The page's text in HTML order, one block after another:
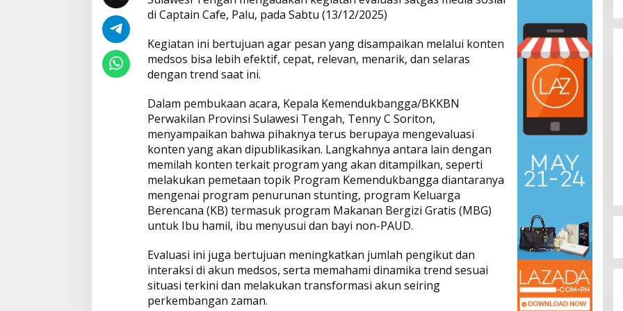
a
g
a
s
M
d
s
o
s
T
u
u
a
n
y
L
e
b
di Captain Cafe, Palu, pada Sabtu (13/12/2025)
Kegiatan ini bertujuan agar pesan yang disampaikan melalui konten
medsos bisa lebih efektif, cepat, relevan, menarik, dan selaras
dengan trend saat ini.
Dalam pembukaan acara, Kepala Kemendukbangga/BKKBN
Perwakilan Provinsi Sulawesi Tengah, Tenny C Soriton,
menyampaikan bahwa pihaknya terus berupaya mengevaluasi
konten yang akan dipublikasikan. Langkahnya antara lain dengan
memilah konten terkait program yang akan ditampilkan, seperti
melakukan pemetaan topik Program Kemendukbangga diantaranya
mengenai program penurunan stunting, program Keluarga
Berencana (KB) termasuk program Makanan Bergizi Gratis (MBG)
untuk Ibu hamil, ibu menyusui dan bayi non-PAUD.
Evaluasi ini juga bertujuan meningkatkan jumlah pengikut dan
interaksi di akun medsos, serta memahami dinamika trend sesuai
situasi terkini dan melakukan transformasi akun seiring
perkembangan zaman.
Dinamika Memanas, Enam
Pengurus Inti DPW NasDem
Sulteng Ajukan Mundur, Sekretaris:
Baru Empat yang Tegas
Menyatakan
Di Berita, Politik, Sulteng, Viral | Agustus 3, 2026